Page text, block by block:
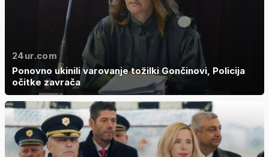
24ur.com
Ponovno ukinili varovanje tožilki Gončinovi, Policija
očitke zavrača